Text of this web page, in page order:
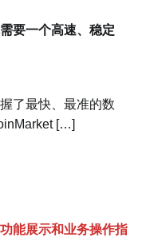
要一个高速、稳定
了最快、最准的数
[…]
能展示和业务操作指